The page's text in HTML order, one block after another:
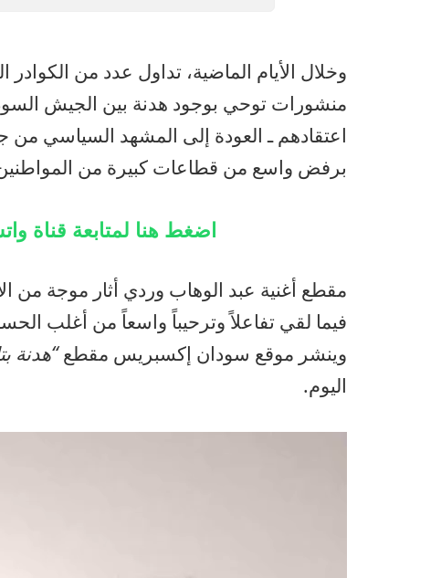
وخلال الأيام الماضية، تداول عدد من
منشورات توحي بوجود هدنة بين الجيش
اعتقادهم ـ العودة إلى المشهد السياسي من
برفض واسع من قطاعات كبيرة من المواطنين
اضغط هنا لمتابعة قناة
مقطع أغنية عبد الوهاب وردي أثار موجة من
فيما لقي تفاعلاً وترحيباً واسعاً من أغلب
وينشر موقع سودان إكسبريس مقطع“هدنة
اليوم.